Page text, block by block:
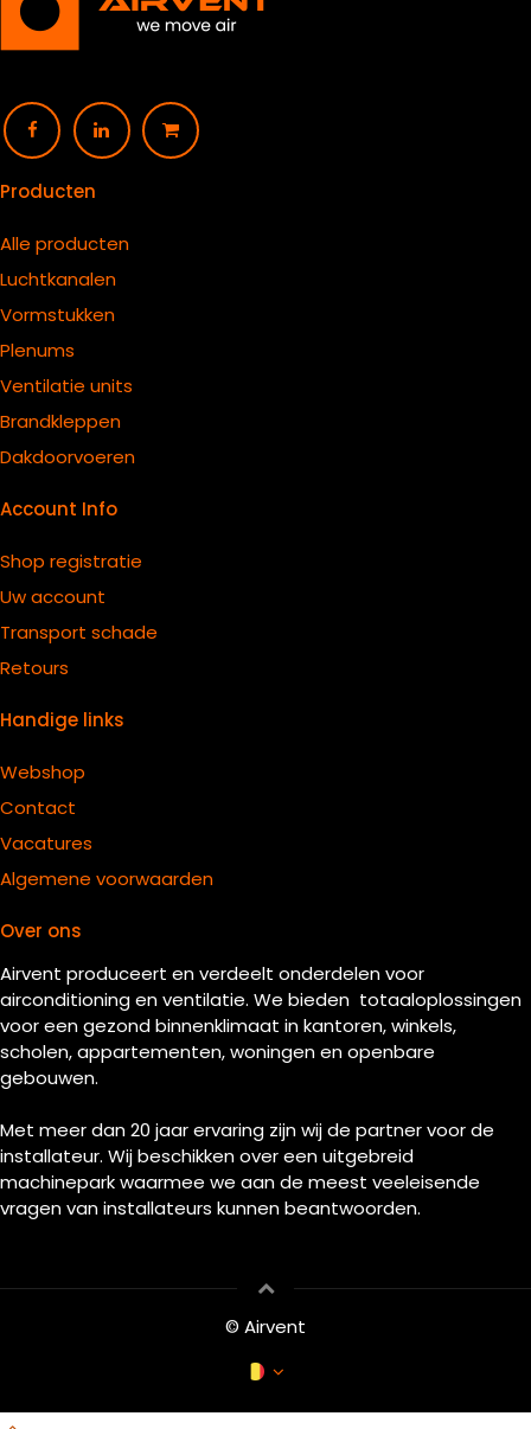
Producten
Alle producten
Luchtkanalen
Vormstukken
Plenums
Ventilatie units
Brandkleppen
Dakdoorvoeren
Account Info
Shop registratie
Uw account
Transport schade
Retours
Handige links
Webshop
Contact
Vacatures
Algemene voorwaarden
Over ons
Airvent produceert en verdeelt onderdelen voor
airconditioning en ventilatie. We bieden totaaloplossingen
voor een gezond binnenklimaat in kantoren, winkels,
scholen, appartementen, woningen en openbare
gebouwen.
Met meer dan 20 jaar ervaring zijn wij de partner voor de
installateur. Wij beschikken over een uitgebreid
machinepark waarmee we aan de meest veeleisende
vragen van installateurs kunnen beantwoorden.
© Airvent